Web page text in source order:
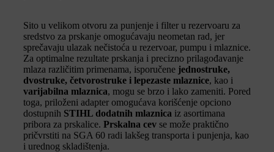
Sito u velikom otvoru za punjenje i filter u rezervoaru za
sredstvo za prskanje omogućavaju neometan rad, jer
sprečavaju ulazak nečistoća u rezervoar, pumpu i mlaznice.
Za optimalne rezultate prskanja i precizno prilagođavanje
mlaza različitim primenama, isporučene jednostruke,
dvostruke, četvorostruke i lepezaste mlaznice, kao i
varijabilna mlaznica, mogu se brzo i lako zameniti. Pored
toga, priloženi adapter omogućava korišćenje opciono
dostupnih STIHL dodatnih mlaznica iz asortimana
pribora za prskalice. Prskalna cev se može praktično
pričvrstiti na SGA 60 radi lakšeg transporta i punjenja, kao
i urednog skladištenja.